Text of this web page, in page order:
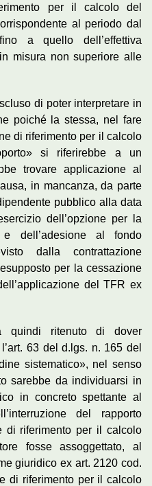
per il calcolo del
al periodo dal
a quello dell’effettiva
misura non superiore alle
di poter interpretare in
poiché la stessa, nel fare
di riferimento per il calcolo
si riferirebbe a un
trovare applicazione al
in mancanza, da parte
pubblico alla data
dell’opzione per la
e dell’adesione al fondo
dalla contrattazione
per la cessazione
del TFR ex
ritenuto di dover
63 del d.lgs. n. 165 del
sistematico», nel senso
sarebbe da individuarsi in
in concreto spettante al
del rapporto
di riferimento per il calcolo
fosse assoggettato, al
giuridico ex art. 2120 cod.
di riferimento per il calcolo